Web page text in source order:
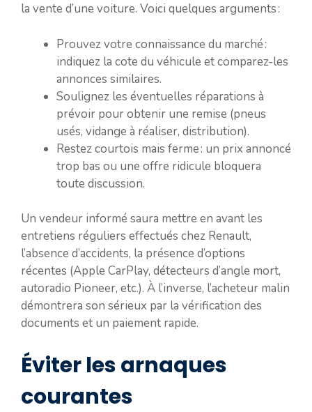
la vente d’une voiture. Voici quelques arguments :
Prouvez votre connaissance du marché :
indiquez la cote du véhicule et comparez-les
annonces similaires.
Soulignez les éventuelles réparations à
prévoir pour obtenir une remise (pneus
usés, vidange à réaliser, distribution).
Restez courtois mais ferme : un prix annoncé
trop bas ou une offre ridicule bloquera
toute discussion.
Un vendeur informé saura mettre en avant les
entretiens réguliers effectués chez Renault,
l’absence d’accidents, la présence d’options
récentes (Apple CarPlay, détecteurs d’angle mort,
autoradio Pioneer, etc.). À l’inverse, l’acheteur malin
démontrera son sérieux par la vérification des
documents et un paiement rapide.
Éviter les arnaques
courantes